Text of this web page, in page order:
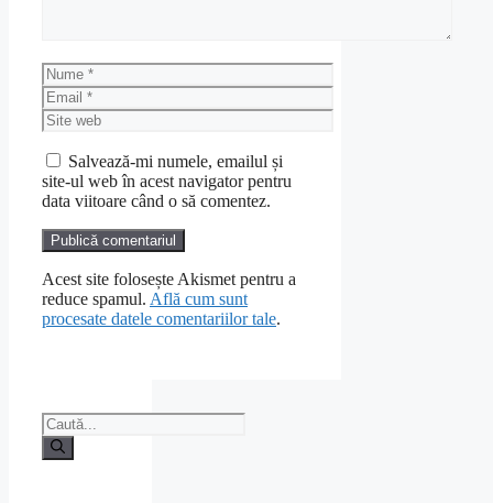
Nume
Email
Site
web
Salvează-mi numele, emailul și
site-ul web în acest navigator pentru
data viitoare când o să comentez.
Acest site folosește Akismet pentru a
reduce spamul. Află cum sunt
procesate datele comentariilor tale.
Caută
după: